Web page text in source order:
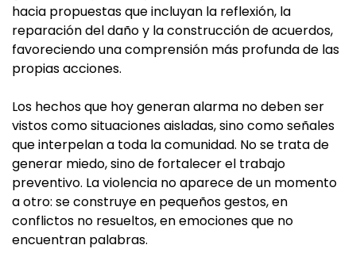
hacia propuestas que incluyan la reflexión, la
reparación del daño y la construcción de acuerdos,
favoreciendo una comprensión más profunda de las
propias acciones.
Los hechos que hoy generan alarma no deben ser
vistos como situaciones aisladas, sino como señales
que interpelan a toda la comunidad. No se trata de
generar miedo, sino de fortalecer el trabajo
preventivo. La violencia no aparece de un momento
a otro: se construye en pequeños gestos, en
conflictos no resueltos, en emociones que no
encuentran palabras.